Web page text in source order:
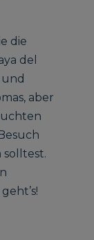
die
del
aber
solltest.